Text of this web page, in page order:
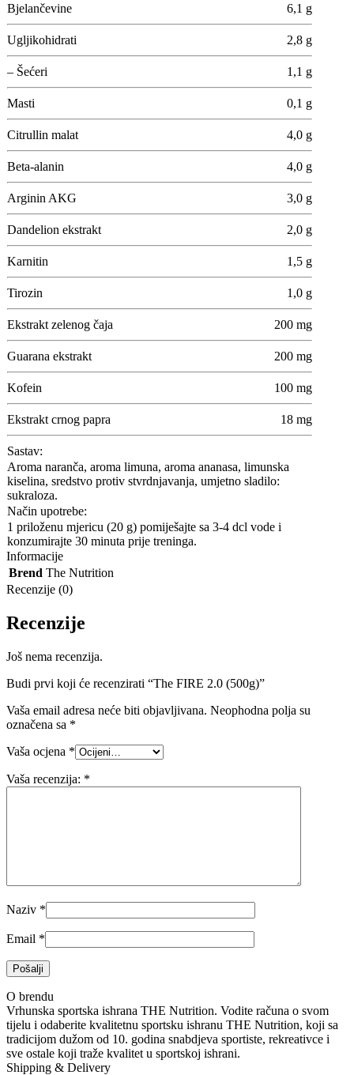
Bjelančevine 6,1 g
Ugljikohidrati 2,8 g
– Šećeri 1,1 g
Masti 0,1 g
Citrullin malat 4,0 g
Beta-alanin 4,0 g
Arginin AKG 3,0 g
Dandelion ekstrakt 2,0 g
Karnitin 1,5 g
Tirozin 1,0 g
Ekstrakt zelenog čaja 200 mg
Guarana ekstrakt 200 mg
Kofein 100 mg
Ekstrakt crnog papra 18 mg
Sastav:
Aroma naranča, aroma limuna, aroma ananasa, limunska
kiselina, sredstvo protiv stvrdnjavanja, umjetno sladilo:
sukraloza.
Način upotrebe:
1 priloženu mjericu (20 g) pomiješajte sa 3-4 dcl vode i
konzumirajte 30 minuta prije treninga.
Informacije
Brend The Nutrition
Recenzije (0)
Recenzije
Još nema recenzija.
Budi prvi koji će recenzirati “The FIRE 2.0 (500g)”
Vaša email adresa neće biti objavljivana. Neophodna polja su
označena sa *
Vaša ocjena *
Vaša recenzija: *
Naziv *
Email *
O brendu
Vrhunska sportska ishrana THE Nutrition. Vodite računa o svom
tijelu i odaberite kvalitetnu sportsku ishranu THE Nutrition, koji sa
tradicijom dužom od 10. godina snabdjeva sportiste, rekreativce i
sve ostale koji traže kvalitet u sportskoj ishrani.
Shipping & Delivery